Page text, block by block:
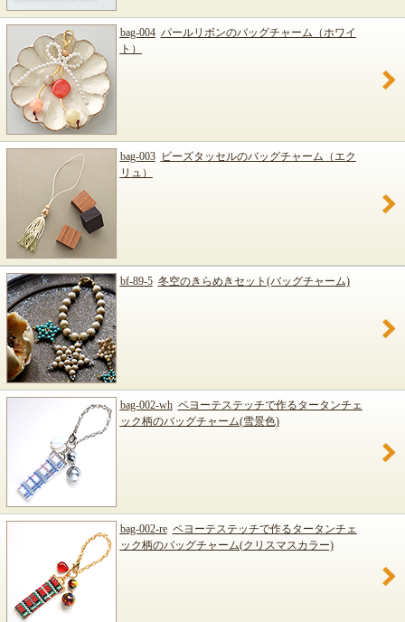
bag-004 パールリボンのバッグチャーム（ホワイ
ト）
bag-003
ビーズタッセルのバッグチャーム（エク
リュ）
bf-89-5 冬空のきらめきセット(バッグチャーム)
bag-002-wh ペヨーテステッチで作るタータンチェ
ック柄のバッグチャーム(雪景色)
bag-002-re ペヨーテステッチで作るタータンチェ
ック柄のバッグチャーム(クリスマスカラー)